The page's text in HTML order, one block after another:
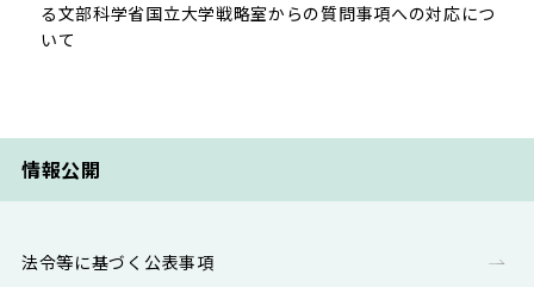
る文部科学省国立大学戦略室からの質問事項への対応につ
いて
情報公開
法令等に基づく公表事項